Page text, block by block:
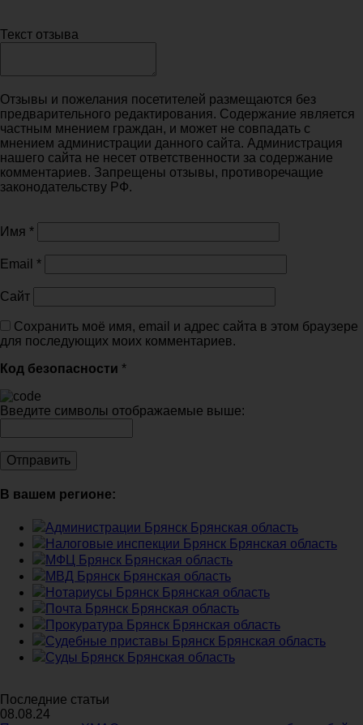
Текст отзыва
Отзывы и пожелания посетителей размещаются без
предварительного редактирования. Содержание является
частным мнением граждан, и может не совпадать с
мнением администрации данного сайта. Администрация
нашего сайта не несет ответственности за содержание
комментариев. Запрещены отзывы, противоречащие
законодательству РФ.
Имя *
Email *
Сайт
Сохранить моё имя, email и адрес сайта в этом браузере
для последующих моих комментариев.
Код безопасности *
Введите символы отображаемые выше:
В вашем регионе:
Администрации Брянск Брянская область
Налоговые инспекции Брянск Брянская область
МФЦ Брянск Брянская область
МВД Брянск Брянская область
Нотариусы Брянск Брянская область
Почта Брянск Брянская область
Прокуратура Брянск Брянская область
Судебные приставы Брянск Брянская область
Суды Брянск Брянская область
Последние статьи
08.08.24